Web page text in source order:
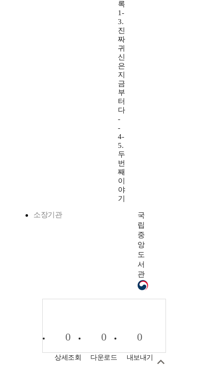
록
1-
3.
진
짜
귀
신
은
지
금
부
터
다
-
-
4-
5.
두
번
째
이
야
기
소장기관
국
립
중
앙
도
서
관
0
상세조회
0
다운로드
0
내보내기